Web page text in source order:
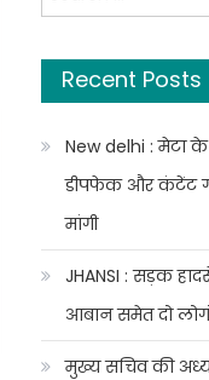
for:
Recent Posts
New delhi : मेटा
डीपफेक और कंटेंट
मांगी
JHANSI : सड़क
आबान समेत दो
मुख्य सचिव की